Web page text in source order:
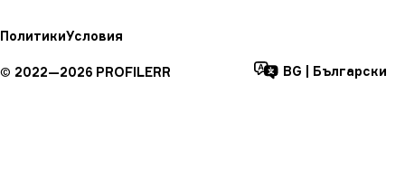
ПолитикиУсловия
© 2022—2026 PROFILERR BG Български